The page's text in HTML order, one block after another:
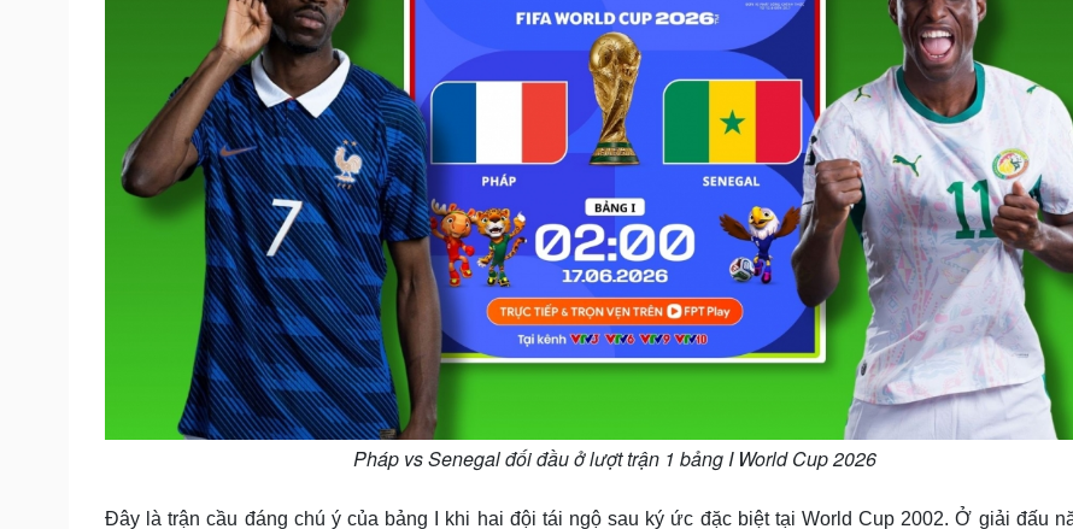
Làm đẹp - giảm cân
Phòng mạch online
Ăn sạch sống khỏe
Cải chính
Pháp vs Senegal đối đầu ở lượt trận 1 bảng I World Cup 2026
Đây là trận cầu đáng chú ý của bảng I khi hai đội tái ngộ sau ký ức đặc biệt tại World Cup 2002. Ở giải đấu